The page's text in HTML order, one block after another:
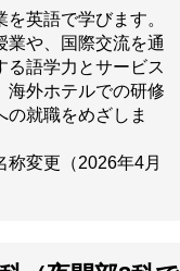
英語で学びます。
業や、国際交流を通
る語学力とサービス
海外ホテルでの研修
の就職をめざしま
変更（2026年4月